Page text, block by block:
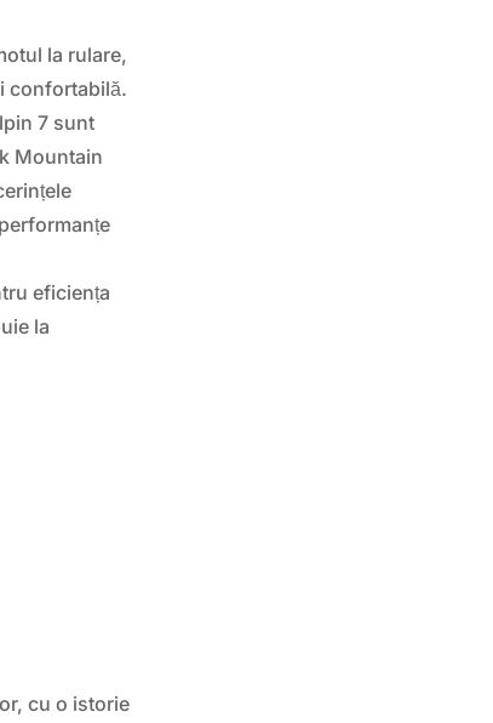
la rulare,
confortabilă.
7 sunt
Mountain
eficiența
la
cu o istorie